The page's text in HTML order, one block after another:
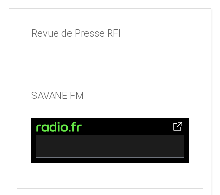
Revue de Presse RFI
SAVANE FM
0% Complete